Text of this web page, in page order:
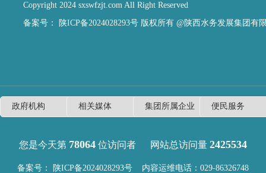
Copyright 2024 sxswfzjt.com All Right Reserved
备案号：
陕ICP备2024028293号 版权所有 @陕西水务发展集团有
您是今天第 78064 位访问者 网站总访问量 2425534
备案号： 陕ICP备2024028293号 内容运维电话：029-86326748